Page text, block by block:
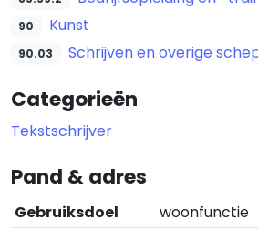
90 Kunst
90.03 Schrijven en overige
Categorieën
Tekstschrijver
Pand & adres
Gebruiksdoel
woonfunctie